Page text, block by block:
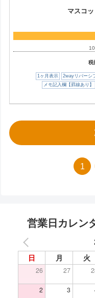
マスコ
税
1ヶ月表示 2wayリバーシ
メモ記入欄【罫線あり】
1
営業日カレン
日 月 火
26 27
2 3